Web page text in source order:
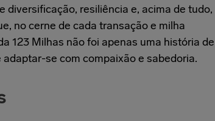
diversificação, resiliência e, acima de tudo,
no cerne de cada transação e milha
123 Milhas não foi apenas uma história de
se com compaixão e sabedoria.